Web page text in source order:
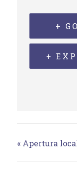
+
+
« Apertura